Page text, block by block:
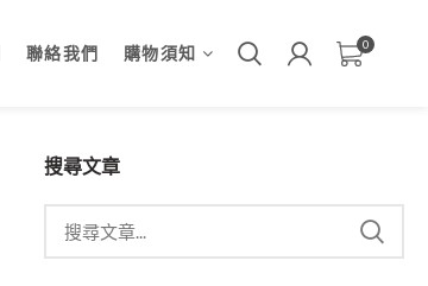
聯絡我們 購物須知 0
搜尋文章